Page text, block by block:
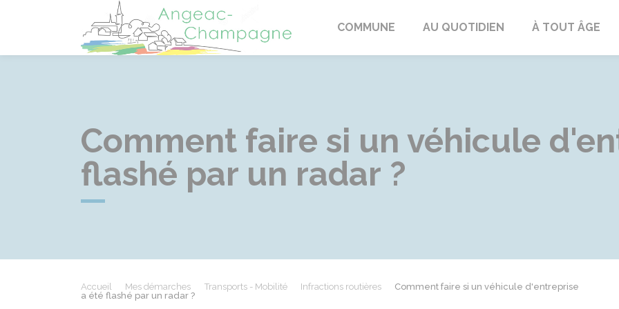
Angeac-Champagne
COMMUNE AU QUOTIDIEN À TOUT ÂGE
Comment faire si un véhicule
flashé par un radar ?
Accueil Mes démarches Transports - Mobilité Infractions routières
Comment faire si un véhicule d'entreprise
a été flashé par un radar ?